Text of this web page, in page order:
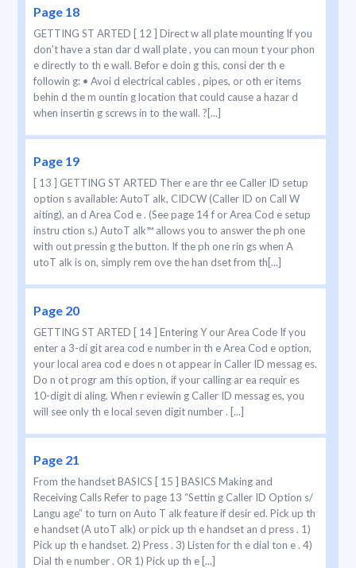
Page 18
GETTING ST ARTED [ 12 ] Direct w all plate mounting If you
don’t have a stan dar d wall plate , you can moun t your phon
e directly to th e wall. Befor e doin g this, consi der th e
followin g: • Avoi d electrical cables , pipes, or oth er items
behin d the m ountin g location that could cause a hazar d
when insertin g screws in to the wall. ?[...]
Page 19
[ 13 ] GETTING ST ARTED Ther e are thr ee Caller ID setup
option s available: AutoT alk, CIDCW (Caller ID on Call W
aiting), an d Area Cod e . (See page 14 f or Area Cod e setup
instru ction s.) AutoT alk™ allows you to answer the ph one
with out pressin g the button. If the ph one rin gs when A
utoT alk is on, simply rem ove the han dset from th[...]
Page 20
GETTING ST ARTED [ 14 ] Entering Y our Area Code If you
enter a 3-di git area cod e number in th e Area Cod e option,
your local area cod e does n ot appear in Caller ID messag es.
Do n ot progr am this option, if your calling ar ea requir es
10-digit di aling. When r eviewin g Caller ID messag es, you
will see only th e local seven digit number . [...]
Page 21
From the handset BASICS [ 15 ] BASICS Making and
Receiving Calls Refer to page 13 “Settin g Caller ID Option s/
Langu age” to turn on Auto T alk feature if desir ed. Pick up th
e handset (A utoT alk) or pick up th e handset an d press . 1)
Pick up th e handset. 2) Press . 3) Listen for th e dial ton e . 4)
Dial th e number . OR 1) Pick up th e [...]